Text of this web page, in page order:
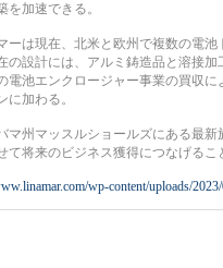
を加速できる。
ーは現在、北米と欧州で複数の電池
の設計には、アルミ鋳造品と溶接
電池エンクロージャー事業の買収
に加わる。
マ州マッスルショールズにある最新
て将来のビジネス獲得につなげるこ
wp-content/uploads/